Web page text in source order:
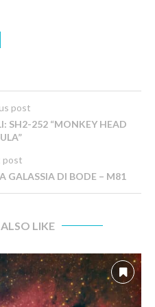
post
SH2-252 “MONKEY HEAD
post
GALASSIA DI BODE – M81
LIKE